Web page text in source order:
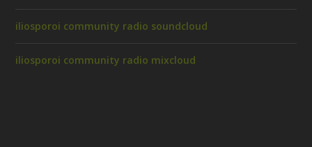
iliosporoi community radio soundcloud
iliosporoi community radio mixcloud